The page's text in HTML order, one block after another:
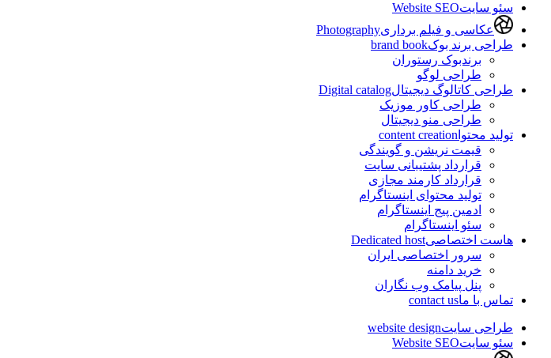
سئو سایتWebsite SEO
عکاسی و فیلم برداریPhotography
طراحی برند بوکbrand book
برندبوک رستوران
طراحی لوگو
طراحی کاتالوگ دیجیتالDigital catalog
طراحی کاور موزیک
طراحی منو دیجیتال
تولید محتوا content creation
قیمت نریشن و گویندگی
قرارداد پشتیبانی سایت
قرارداد کارمند مجازی
تولید محتوای اینستاگرام
ادمین پیج اینستاگرام
سئو اینستاگرام
هاست اختصاصیDedicated host
سرور اختصاصی ایران
خرید دامنه
پنل پیامک وب نگاران
تماس با ماcontact us
طراحی سایتwebsite design
سئو سایتWebsite SEO